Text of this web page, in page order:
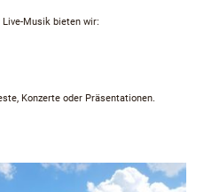
Musik bieten wir:
Konzerte oder Präsentationen.